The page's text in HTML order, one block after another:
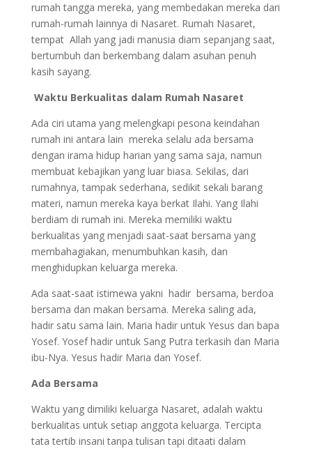
rumah tangga mereka, yang membedakan mereka dari
rumah-rumah lainnya di Nasaret. Rumah Nasaret,
tempat Allah yang jadi manusia diam sepanjang saat,
bertumbuh dan berkembang dalam asuhan penuh
kasih sayang.
Waktu Berkualitas dalam Rumah Nasaret
Ada ciri utama yang melengkapi pesona keindahan
rumah ini antara lain mereka selalu ada bersama
dengan irama hidup harian yang sama saja, namun
membuat kebajikan yang luar biasa. Sekilas, dari
rumahnya, tampak sederhana, sedikit sekali barang
materi, namun mereka kaya berkat Ilahi. Yang Ilahi
berdiam di rumah ini. Mereka memiliki waktu
berkualitas yang menjadi saat-saat bersama yang
membahagiakan, menumbuhkan kasih, dan
menghidupkan keluarga mereka.
Ada saat-saat istimewa yakni hadir bersama, berdoa
bersama dan makan bersama. Mereka saling ada,
hadir satu sama lain. Maria hadir untuk Yesus dan bapa
Yosef. Yosef hadir untuk Sang Putra terkasih dan Maria
ibu-Nya. Yesus hadir Maria dan Yosef.
Ada Bersama
Waktu yang dimiliki keluarga Nasaret, adalah waktu
berkualitas untuk setiap anggota keluarga. Tercipta
tata tertib insani tanpa tulisan tapi ditaati dalam